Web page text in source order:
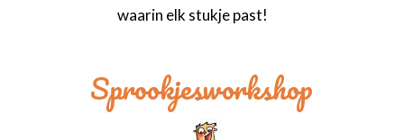
waarin elk stukje past!
Sprookjesworkshop